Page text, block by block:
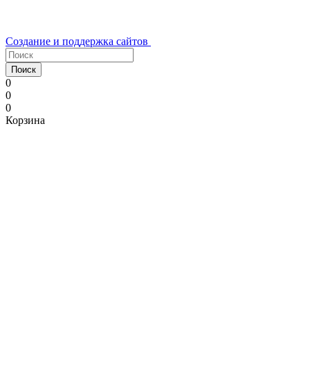
Создание и поддержка сайтов
Поиск
0
0
0
Корзина